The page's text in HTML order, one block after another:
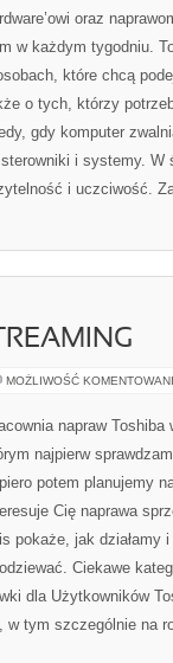
oraz
w każdym tygodniu.
które chcą
o tych, którzy
gdy komputer
i systemy. W
i uczciwość.
MOŻLIWOŚĆ
napraw
najpierw
potem planujemy
Cię naprawa
pokaże, jak działamy
Ciekawe
dla Użytkowników
w tym szczególnie na